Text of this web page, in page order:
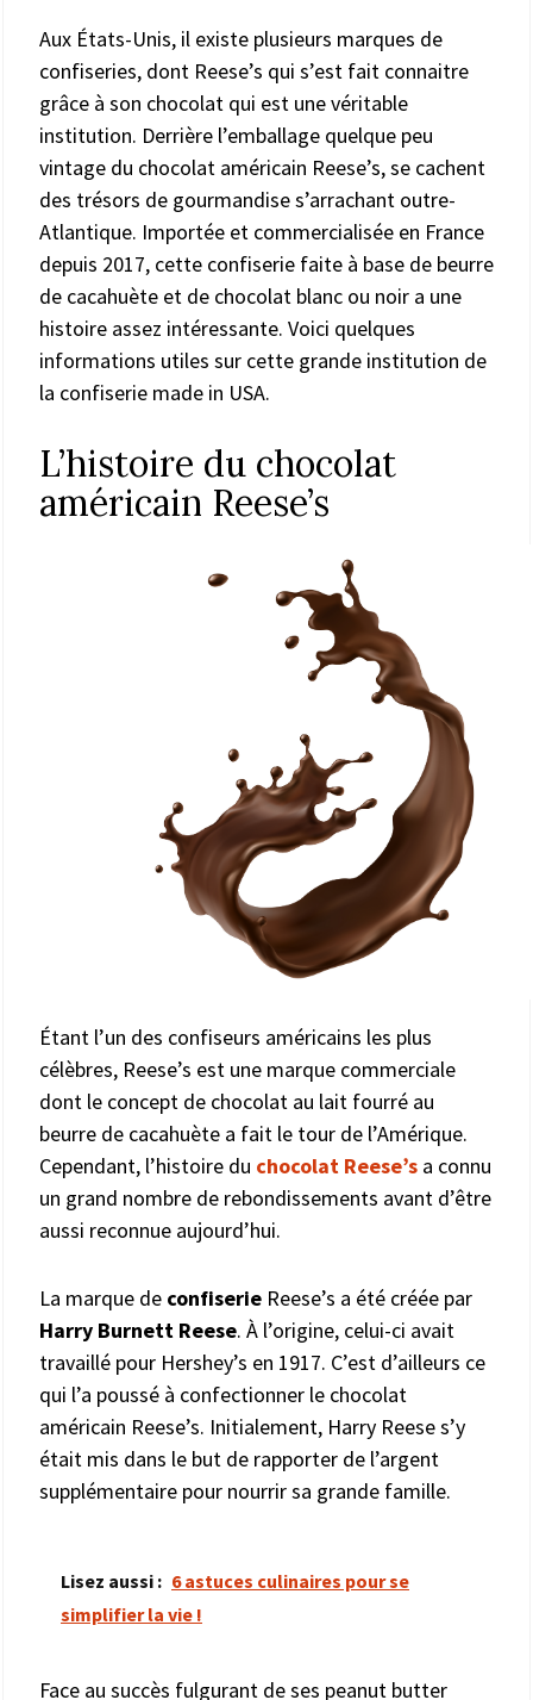
Aux États-Unis, il existe plusieurs marques de
confiseries, dont Reese’s qui s’est fait connaitre
grâce à son chocolat qui est une véritable
institution. Derrière l’emballage quelque peu
vintage du chocolat américain Reese’s, se cachent
des trésors de gourmandise s’arrachant outre-
Atlantique. Importée et commercialisée en France
depuis 2017, cette confiserie faite à base de beurre
de cacahuète et de chocolat blanc ou noir a une
histoire assez intéressante. Voici quelques
informations utiles sur cette grande institution de
la confiserie made in USA.
L’histoire du chocolat
américain Reese’s
Étant l’un des confiseurs américains les plus
célèbres, Reese’s est une marque commerciale
dont le concept de chocolat au lait fourré au
beurre de cacahuète a fait le tour de l’Amérique.
Cependant, l’histoire du chocolat Reese’s a connu
un grand nombre de rebondissements avant d’être
aussi reconnue aujourd’hui.
La marque de confiserie Reese’s a été créée par
Harry Burnett Reese. À l’origine, celui-ci avait
travaillé pour Hershey’s en 1917. C’est d’ailleurs ce
qui l’a poussé à confectionner le chocolat
américain Reese’s. Initialement, Harry Reese s’y
était mis dans le but de rapporter de l’argent
supplémentaire pour nourrir sa grande famille.
Lisez aussi : 6 astuces culinaires pour se
simplifier la vie !
Face au succès fulgurant de ses peanut butter